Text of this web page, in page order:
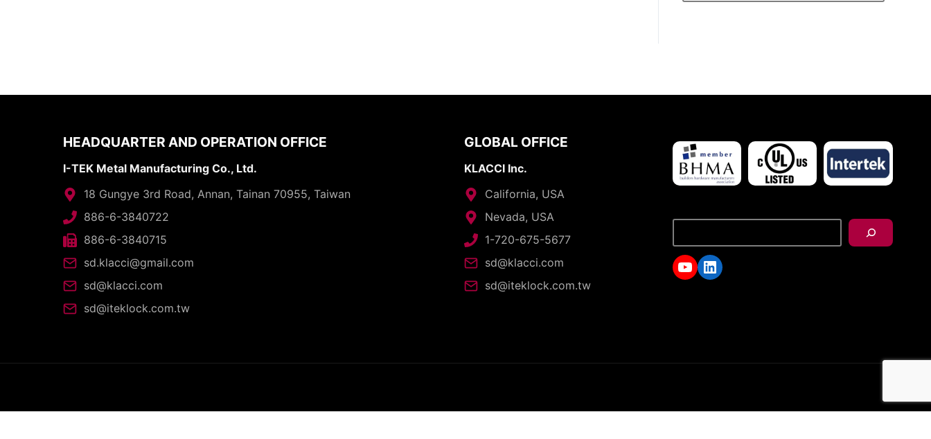
HEADQUARTER AND OPERATION OFFICE
I-TEK Metal Manufacturing Co., Ltd.
18 Gungye 3rd Road, Annan, Tainan 70955, Taiwan
886-6-3840722
886-6-3840715
sd.klacci@gmail.com
sd@klacci.com
sd@iteklock.com.tw
GLOBAL OFFICE
KLACCI Inc.
California, USA
Nevada, USA
1-720-675-5677
sd@klacci.com
sd@iteklock.com.tw
YouTube
LinkedIn